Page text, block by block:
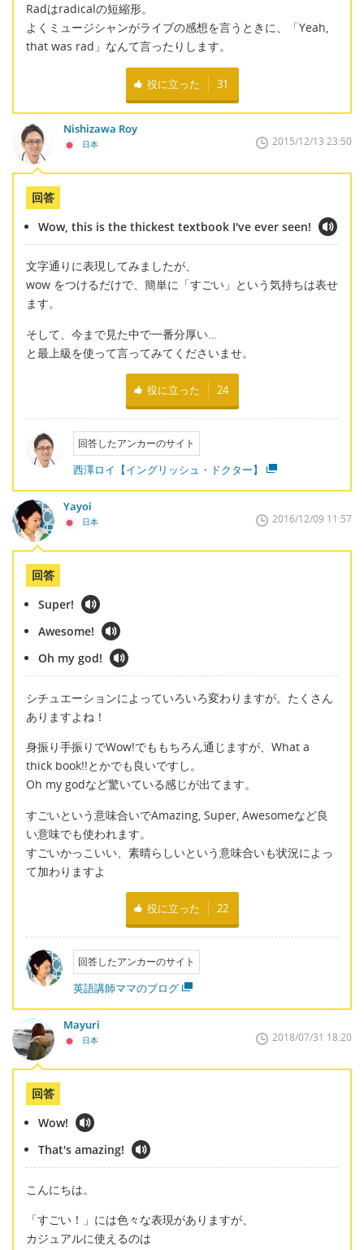
Radはradicalの短縮形。
よくミュージシャンがライブの感想を言うときに、「Yeah,
that was rad」なんて言ったりします。
役に立った 31
Nishizawa Roy
日本 2015/12/13 23:50
回答
Wow, this is the thickest textbook I've ever seen!
文字通りに表現してみましたが、
wow をつけるだけで、簡単に「すごい」という気持ちは表せ
ます。
そして、今まで見た中で一番分厚い…
と最上級を使って言ってみてくださいませ。
役に立った 24
回答したアンカーのサイト
西澤ロイ【イングリッシュ・ドクター】
Yayoi
日本 2016/12/09 11:57
回答
Super!
Awesome!
Oh my god!
シチュエーションによっていろいろ変わりますが。たくさん
ありますよね！
身振り手振りでWow!でももちろん通じますが、What a
thick book!!とかでも良いですし。
Oh my godなど驚いている感じが出てます。
すごいという意味合いでAmazing, Super, Awesomeなど良
い意味でも使われます。
すごいかっこいい、素晴らしいという意味合いも状況によっ
て加わりますよ
役に立った 22
回答したアンカーのサイト
英語講師ママのブログ
Mayuri
日本 2018/07/31 18:20
回答
Wow!
That's amazing!
こんにちは。
「すごい！」には色々な表現がありますが、
カジュアルに使えるのは